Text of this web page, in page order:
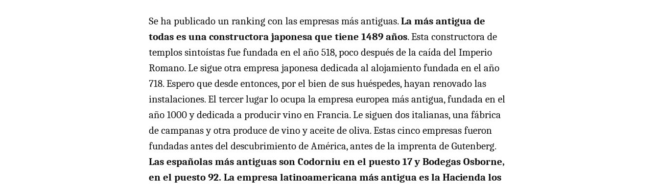
Se ha publicado un ranking con las empresas más antiguas.La más antigua de
todas es una constructora japonesa que tiene 1489 años. Esta constructora de
templos sintoístas fue fundada en el año 518, poco después de la caída del Imperio
Romano. Le sigue otra empresa japonesa dedicada al alojamiento fundada en el año
718. Espero que desde entonces, por el bien de sus huéspedes, hayan renovado las
instalaciones. El tercer lugar lo ocupa la empresa europea más antigua, fundada en el
año 1000 y dedicada a producir vino en Francia. Le siguen dos italianas, una fábrica
de campanas y otra produce de vino y aceite de oliva. Estas cinco empresas fueron
fundadas antes del descubrimiento de América, antes de la imprenta de Gutenberg.
Las españolas más antiguas son Codorniu en el puesto 17 y Bodegas Osborne,
en el puesto 92. La empresa latinoamericana más antigua es la Hacienda los